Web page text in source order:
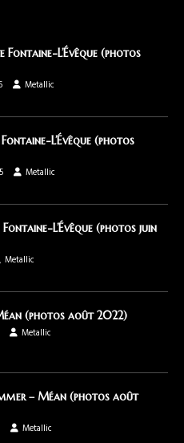
L’Évêque (photos
Metallic
L’Évêque (photos
Metallic
L’Évêque (photos juin
Metallic
(photos août 2022)
Metallic
– Méan (photos août
Metallic